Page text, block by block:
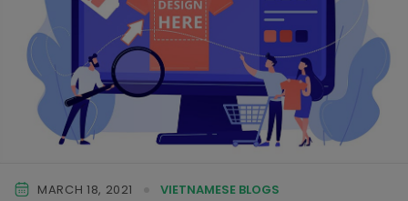
MARCH 18, 2021 VIETNAMESE BLOGS